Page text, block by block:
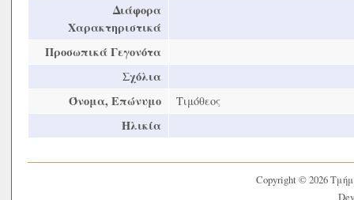
Διάφορα
Χαρακτηριστικά
Προσωπικά Γεγονότα
Σχόλια
Όνομα, Επώνυμο
Τιμόθεος
Ηλικία
Copyright © 2026